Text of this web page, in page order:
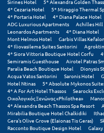
Σούνιο
Σπάρτη
Σπέτσες
Σποράδες
Σύβοτα
Σύμη
Sirines Hotel
5* Alexandra Golden
4* Cezaria Hotel
5* Miraggio Thermal
4* Portaria Hotel
4* Diana Palace Hotel
ADG Luxurious Apartments
Achilles Hill
Leonardos Apartments
4* Diana Hotel
Mont Helmos Hotel
Garbis Villas
4* Iliovasilema Suites Santorini
4* Siora Vittoria Boutique Hotel Corfu
Semiramis Guesthouse
Airotel Patras
Paralia Beach Boutique Hotel
Dionysis
Acqua Vatos Santorini
Saronis Hotel
Hotel Ntinas
5* Absolute Mykonos
4* A For Art Hotel Thassos
Searocks
Οικολογικός Ξενώνας «Philothea»
4* Alexandra Beach Thassos Spa Resort
Mirabilia Boutique Hotel Chalkidiki
Gera's Olive Grove (Elaionas Tis Geras)
Racconto Boutique Design Hotel